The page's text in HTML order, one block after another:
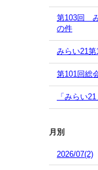
第103回
の件
みらい21
第101回総
「みらい
月別
2026/07(2)